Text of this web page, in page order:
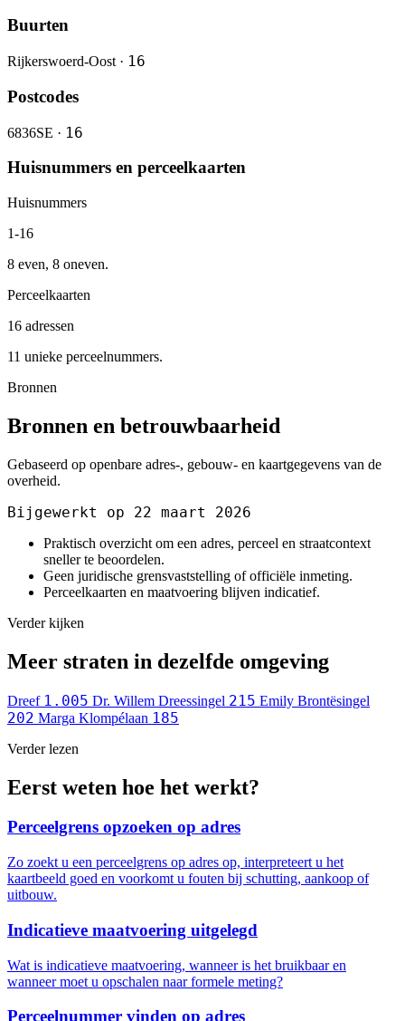
Buurten
Rijkerswoerd-Oost · 16
Postcodes
6836SE · 16
Huisnummers en perceelkaarten
Huisnummers
1-16
8 even, 8 oneven.
Perceelkaarten
16 adressen
11 unieke perceelnummers.
Bronnen
Bronnen en betrouwbaarheid
Gebaseerd op openbare adres-, gebouw- en kaartgegevens van de
overheid.
Bijgewerkt op 22 maart 2026
Praktisch overzicht om een adres, perceel en straatcontext
sneller te beoordelen.
Geen juridische grensvaststelling of officiële inmeting.
Perceelkaarten en maatvoering blijven indicatief.
Verder kijken
Meer straten in dezelfde omgeving
Dreef 1.005 Dr. Willem Dreessingel 215 Emily Brontësingel
202 Marga Klompélaan 185
Verder lezen
Eerst weten hoe het werkt?
Perceelgrens opzoeken op adres
Zo zoekt u een perceelgrens op adres op, interpreteert u het
kaartbeeld goed en voorkomt u fouten bij schutting, aankoop of
uitbouw.
Indicatieve maatvoering uitgelegd
Wat is indicatieve maatvoering, wanneer is het bruikbaar en
wanneer moet u opschalen naar formele meting?
Perceelnummer vinden op adres